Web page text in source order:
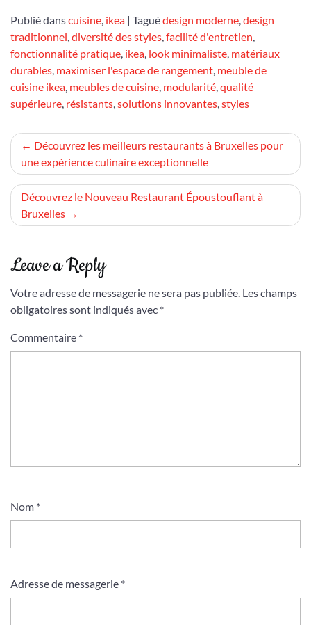
Publié danscuisine, ikea | Taguédesign moderne,design
traditionnel,diversité des styles,facilité d'entretien,
fonctionnalité pratique, ikea, look minimaliste, matériaux
durables, maximiser l'espace de rangement, meuble de
cuisine ikea, meubles de cuisine, modularité,qualité
supérieure, résistants,solutions innovantes,styles
Navigation
de
l’article
Découvrez les meilleurs restaurants à Bruxelles pour
une expérience culinaire exceptionnelle
Découvrez le Nouveau Restaurant Époustouflant à
Bruxelles
Leave a Reply
Votre adresse de messagerie ne sera pas publiée. Les champs
obligatoires sont indiqués avec *
Commentaire *
Nom *
Adresse de messagerie *